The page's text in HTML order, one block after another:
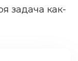
задача как-